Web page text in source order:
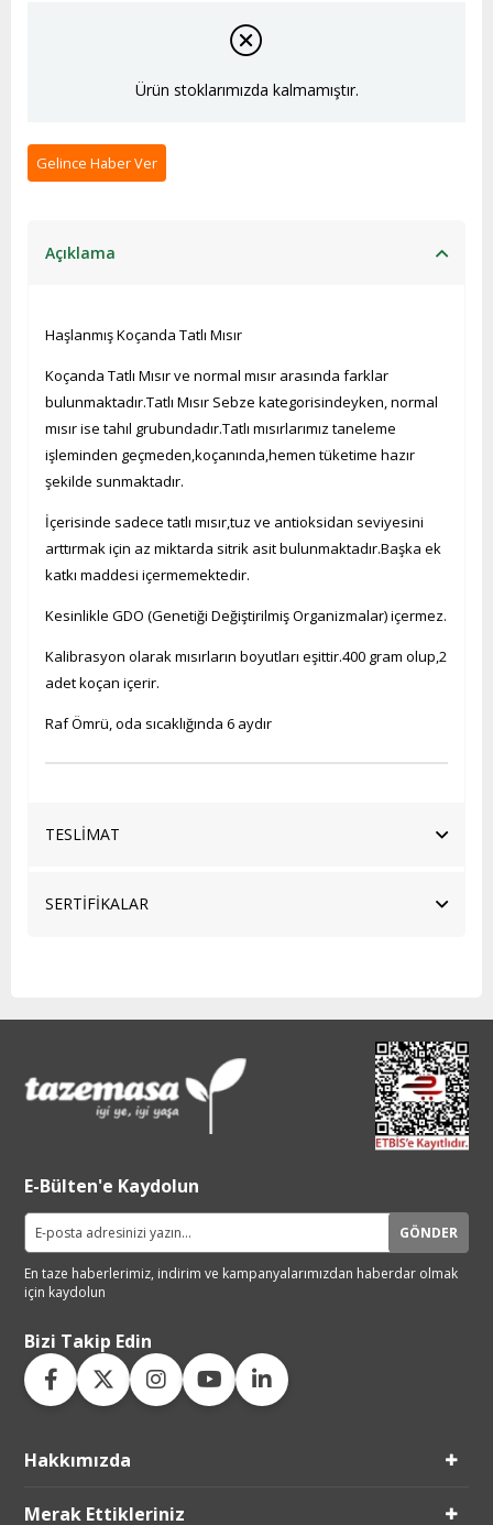
Ürün stoklarımızda kalmamıştır.
Gelince Haber Ver
Açıklama
Haşlanmış Koçanda Tatlı Mısır
Koçanda Tatlı Mısır ve normal mısır arasında farklar
bulunmaktadır.Tatlı Mısır Sebze kategorisindeyken, normal
mısır ise tahıl grubundadır.Tatlı mısırlarımız taneleme
işleminden geçmeden,koçanında,hemen tüketime hazır
şekilde sunmaktadır.
İçerisinde sadece tatlı mısır,tuz ve antioksidan seviyesini
arttırmak için az miktarda sitrik asit bulunmaktadır.Başka ek
katkı maddesi içermemektedir.
Kesinlikle GDO (Genetiği Değiştirilmiş Organizmalar) içermez.
Kalibrasyon olarak mısırların boyutları eşittir.400 gram olup,2
adet koçan içerir.
Raf Ömrü, oda sıcaklığında 6 aydır
TESLİMAT
SERTİFİKALAR
E-Bülten'e Kaydolun
GÖNDER
En taze haberlerimiz, indirim ve kampanyalarımızdan haberdar olmak
için kaydolun
Bizi Takip Edin
Hakkımızda
Merak Ettikleriniz